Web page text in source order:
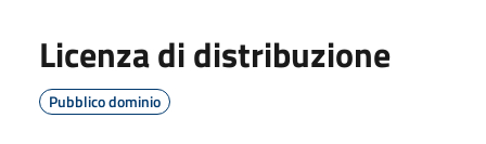
Licenza di distribuzione
Pubblico dominio